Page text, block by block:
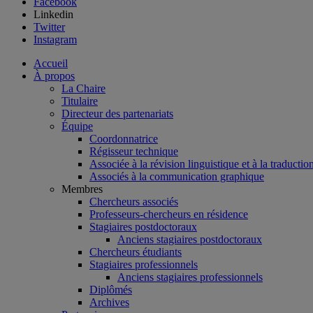
Linkedin
Twitter
Instagram
Accueil
À propos
La Chaire
Titulaire
Directeur des partenariats
Équipe
Coordonnatrice
Régisseur technique
Associée à la révision linguistique et à la
Associés à la communication graphique
Membres
Chercheurs associés
Professeurs-chercheurs en résidence
Stagiaires postdoctoraux
Anciens stagiaires postdoctoraux
Chercheurs étudiants
Stagiaires professionnels
Anciens stagiaires professionnels
Diplômés
Archives